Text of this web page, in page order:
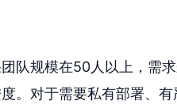
队规模在50人以上，需
。对于需要私有部署、